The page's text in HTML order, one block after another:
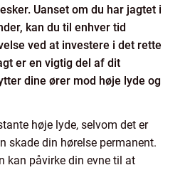
Uanset om du har jagtet i
kan du til enhver tid
ved at investere i det rette
er en vigtig del af dit
dine ører mod høje lyde og
høje lyde, selvom det er
skade din hørelse permanent.
kan påvirke din evne til at